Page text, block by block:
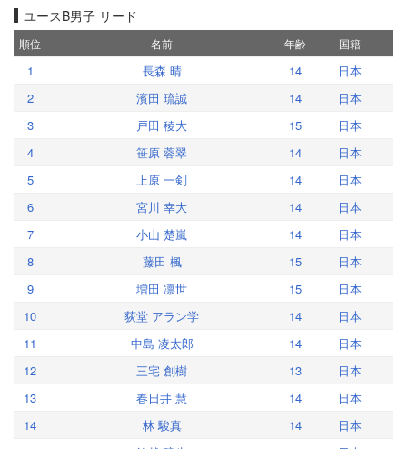
ユースB男子 リード
順位 名前 年齢 国籍
1 長森 晴 14
日本
2
濱田 琉誠 14
日本
3
戸田 稜大 15
日本
4
笹原 蓉翠 14
日本
5
上原 一剣 14
日本
6
宮川 幸大 14
日本
7
小山 楚嵐 14
日本
8
藤田 楓 15
日本
9
増田 凛世 15
日本
10
荻堂 アラン学 14
日本
11
中島 凌太郎 14
日本
12
三宅 創樹 13
日本
13
春日井 慧 14
日本
14
林 駿真 14
日本